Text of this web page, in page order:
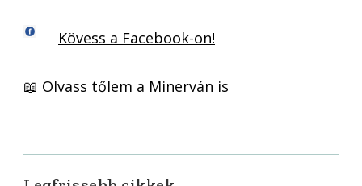
Kövess a Facebook-on!
📖 Olvass tőlem a Minerván is